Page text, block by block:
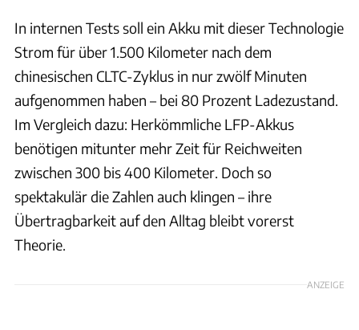
In internen Tests soll ein Akku mit dieser Technologie
Strom für über 1.500 Kilometer nach dem
chinesischen CLTC-Zyklus in nur zwölf Minuten
aufgenommen haben – bei 80 Prozent Ladezustand.
Im Vergleich dazu: Herkömmliche LFP-Akkus
benötigen mitunter mehr Zeit für Reichweiten
zwischen 300 bis 400 Kilometer. Doch so
spektakulär die Zahlen auch klingen – ihre
Übertragbarkeit auf den Alltag bleibt vorerst
Theorie.
ANZEIGE